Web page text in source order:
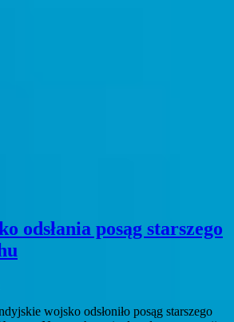
odsłania posąg starszego
wojsko odsłoniło posąg starszego